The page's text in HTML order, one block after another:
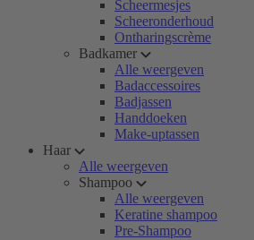
Scheermesjes
Scheeronderhoud
Ontharingscrème
Badkamer
Alle weergeven
Badaccessoires
Badjassen
Handdoeken
Make-uptassen
Haar
Alle weergeven
Shampoo
Alle weergeven
Keratine shampoo
Pre-Shampoo